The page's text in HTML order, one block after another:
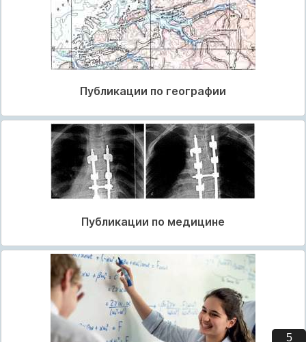
Публикации по географии
Публикации по медицине
4